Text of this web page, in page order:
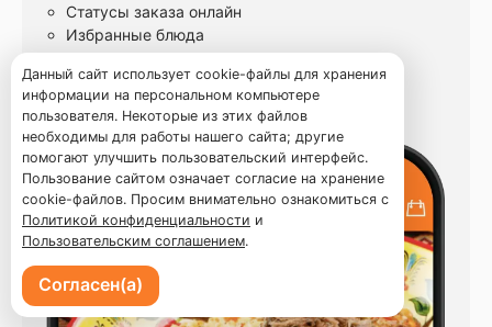
Статусы заказа онлайн
Избранные блюда
Данный сайт использует cookie-файлы для хранения
информации на персональном компьютере
пользователя. Некоторые из этих файлов
необходимы для работы нашего сайта; другие
помогают улучшить пользовательский интерфейс.
Пользование сайтом означает согласие на хранение
cookie-файлов. Просим внимательно ознакомиться с
Политикой конфиденциальности и
Пользовательским соглашением.
Согласен(а)